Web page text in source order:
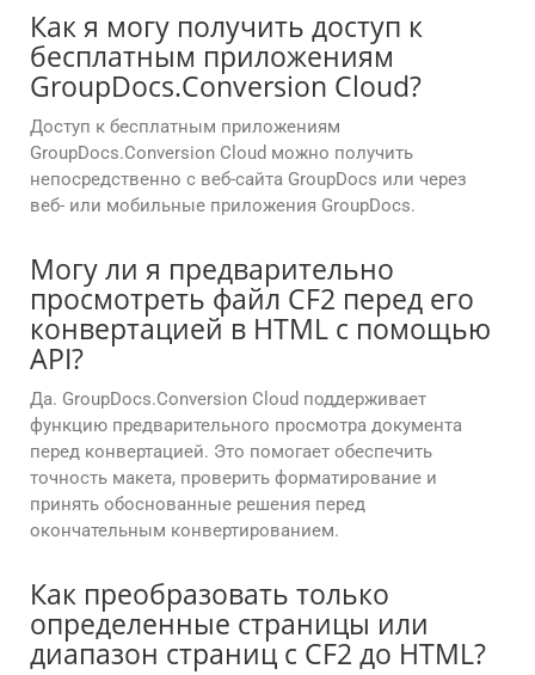
Как я могу получить доступ к
бесплатным приложениям
GroupDocs.Conversion Cloud?
Доступ к бесплатным приложениям
GroupDocs.Conversion Cloud можно получить
непосредственно с веб-сайта GroupDocs или через
веб- или мобильные приложения GroupDocs.
Могу ли я предварительно
просмотреть файл CF2 перед его
конвертацией в HTML с помощью
API?
Да. GroupDocs.Conversion Cloud поддерживает
функцию предварительного просмотра документа
перед конвертацией. Это помогает обеспечить
точность макета, проверить форматирование и
принять обоснованные решения перед
окончательным конвертированием.
Как преобразовать только
определенные страницы или
диапазон страниц с CF2 до HTML?